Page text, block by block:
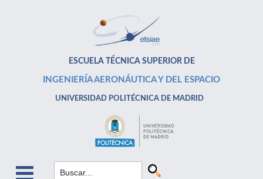
ESCUELA TÉCNICA SUPERIOR DE
INGENIERÍA AERONÁUTICA Y DEL ESPACIO
UNIVERSIDAD POLITÉCNICA DE MADRID